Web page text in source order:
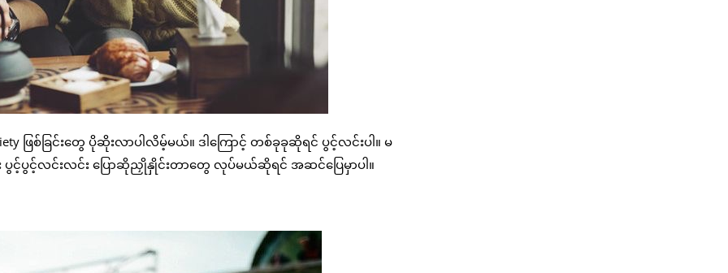
ဖြစ်ခြင်းတွေ ပိုဆိုးလာပါလိမ့်မယ်။ ဒါကြောင့် တစ်ခုခုဆိုရင် ပွင့်လင်းပါ။ မ
ပွင့်ပွင့်လင်းလင်း ပြောဆိုညှိုနှိုင်းတာတွေ လုပ်မယ်ဆိုရင် အဆင်ပြေမှာပါ။